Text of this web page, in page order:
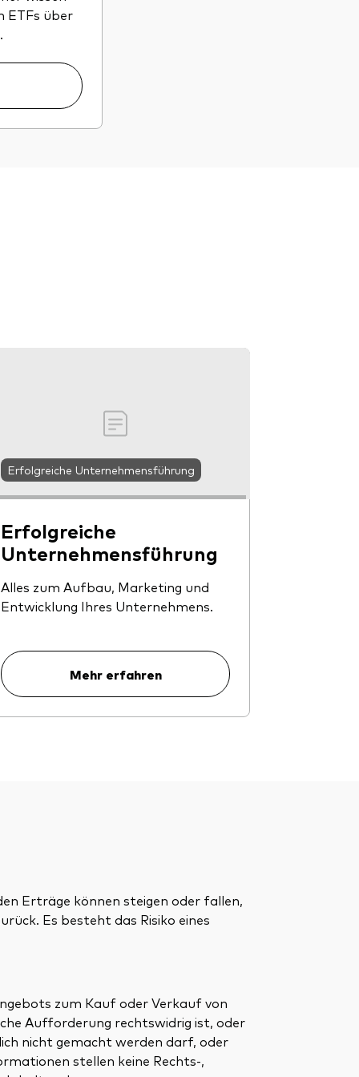
ETFs über
Erfolgreiche Unternehmensführung
Erfolgreiche
Unternehmensführung
Alles zum Aufbau, Marketing und
Entwicklung Ihres Unternehmens.
Mehr erfahren
Erträge können steigen oder fallen,
Es besteht das Risiko eines
zum Kauf oder Verkauf von
Aufforderung rechtswidrig ist, oder
nicht gemacht werden darf, oder
stellen keine Rechts-,